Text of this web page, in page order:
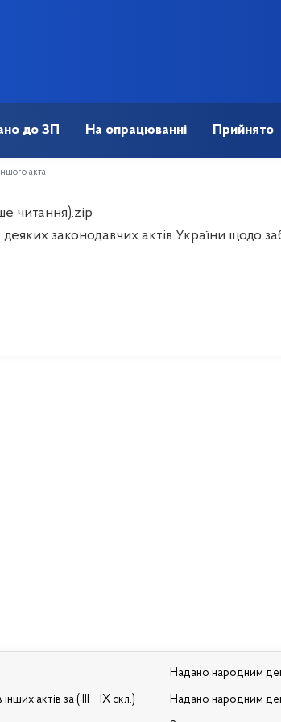
до ЗП На опрацюванні Прийнято
акта
читання).zip
законодавчих актів України щодо
актів за ( III – IX скл.)
Надано народним
Надано народним